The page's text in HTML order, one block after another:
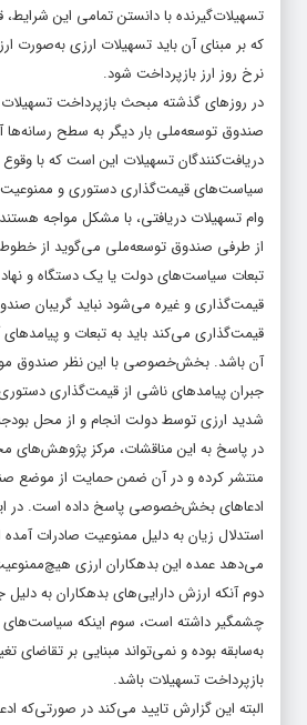
تسهیلات‌گیرنده با دانستن تمامی این شرایط،
که بر مبنای آن باید تسهیلات ارزی به‌صورت
نرخ روز ارز بازپرداخت شود.
در روزهای گذشته مبحث بازپرداخت تسهیلات
صندوق توسعه‌ملی بار دیگر به سطح رسانه‌‌‌‌‌‌‌ها
دریافت‌‌‌‌‌‌کنندگان تسهیلات این است که با
سیاست‌های قیمت‌گذاری دستوری و ممنوعیت
وام تسهیلات دریافتی، با مشکل مواجه
از طرفی صندوق توسعه‌ملی می‌گوید از
تبعات سیاست‌های دولت یا یک دستگاه و
قیمت‌گذاری و غیره می‌شود نباید گریبان
قیمت‌گذاری می‌کند باید به تبعات و
آن باشد. بخش‌خصوصی با این نظر صندوق
جبران پیامدهای ناشی از قیمت‌گذاری
شدید ارزی توسط دولت انجام و از محل
در پاسخ به این مناقشات، مرکز
منتشر کرده و در آن ضمن حمایت از موضع
ادعاهای بخش‌خصوصی پاسخ داده است. در
استدلال زیان به دلیل ممنوعیت صادرات
می‌دهد عمده این بدهکاران ارزی
دوم آنکه ارزش دارایی‌های بدهکاران به
چشمگیر داشته است، سوم اینکه سیاست‌های
به‌سابقه بوده و نمی‌تواند مبنایی بر تقاضای
بازپرداخت تسهیلات باشد.
البته این گزارش تایید می‌کند در صورتی‌که